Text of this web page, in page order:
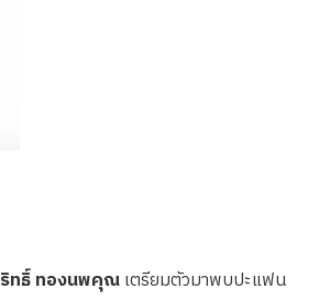
ริทธิ์ ทองนพคุณ เตรียมตัวมาพบปะแฟน